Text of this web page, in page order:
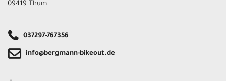
09419 Thum
037297-767356
info@bergmann-bikeout.de